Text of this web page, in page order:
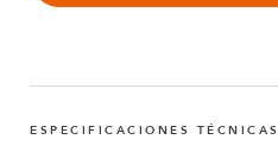
ESPECIFICACIONES TÉCNICAS